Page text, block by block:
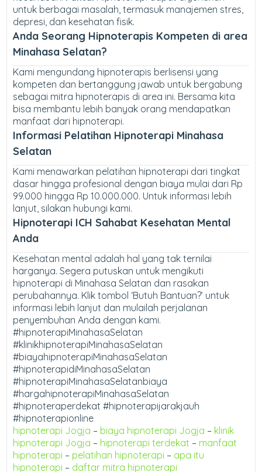
untuk berbagai masalah, termasuk manajemen stres,
depresi, dan kesehatan fisik.
Anda Seorang Hipnoterapis Kompeten di area
Minahasa Selatan?
Kami mengundang hipnoterapis berlisensi yang
kompeten dan bertanggung jawab untuk bergabung
sebagai mitra hipnoterapis di area ini. Bersama kita
bisa membantu lebih banyak orang mendapatkan
manfaat dari hipnoterapi.
Informasi Pelatihan Hipnoterapi Minahasa
Selatan
Kami menawarkan pelatihan hipnoterapi dari tingkat
dasar hingga profesional dengan biaya mulai dari Rp
99.000 hingga Rp 10.000.000. Untuk informasi lebih
lanjut, silakan hubungi kami.
Hipnoterapi ICH Sahabat Kesehatan Mental
Anda
Kesehatan mental adalah hal yang tak ternilai
harganya. Segera putuskan untuk mengikuti
hipnoterapi di Minahasa Selatan dan rasakan
perubahannya. Klik tombol ‘Butuh Bantuan?’ untuk
informasi lebih lanjut dan mulailah perjalanan
penyembuhan Anda dengan kami.
#hipnoterapiMinahasaSelatan
#klinikhipnoterapiMinahasaSelatan
#biayahipnoterapiMinahasaSelatan
#hipnoterapidiMinahasaSelatan
#hipnoterapiMinahasaSelatanbiaya
#hargahipnoterapiMinahasaSelatan
#hipnoteraperdekat #hipnoterapijarakjauh
#hipnoterapionline
hipnoterapi Jogja – biaya hipnoterapi Jogja – klinik
hipnoterapi Jogja – hipnoterapi terdekat – manfaat
hipnoterapi – pelatihan hipnoterapi – apa itu
hipnoterapi – daftar mitra hipnoterapi